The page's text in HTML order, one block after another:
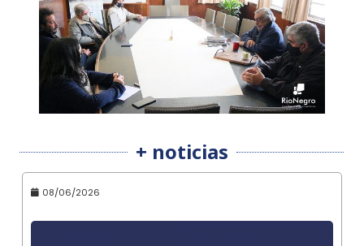
+ noticias
08/06/2026